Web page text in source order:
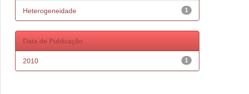
1
Heterogeneidade
Data de Publicação
1
2010